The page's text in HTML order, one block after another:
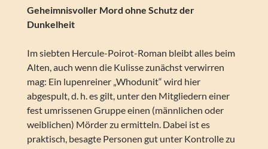
Geheimnisvoller Mord ohne Schutz der
Dunkelheit
Im siebten Hercule-Poirot-Roman bleibt alles beim
Alten, auch wenn die Kulisse zunächst verwirren
mag: Ein lupenreiner „Whodunit“ wird hier
abgespult, d. h. es gilt, unter den Mitgliedern einer
fest umrissenen Gruppe einen (männlichen oder
weiblichen) Mörder zu ermitteln. Dabei ist es
praktisch, besagte Personen gut unter Kontrolle zu